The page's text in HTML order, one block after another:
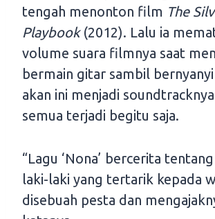
tengah menonton film The
Playbook (2012). Lalu ia
volume suara filmnya saat
bermain gitar sambil
akan ini menjadi
semua terjadi begitu saja.
“Lagu ‘Nona’ bercerita
laki-laki yang tertarik kepada
disebuah pesta dan